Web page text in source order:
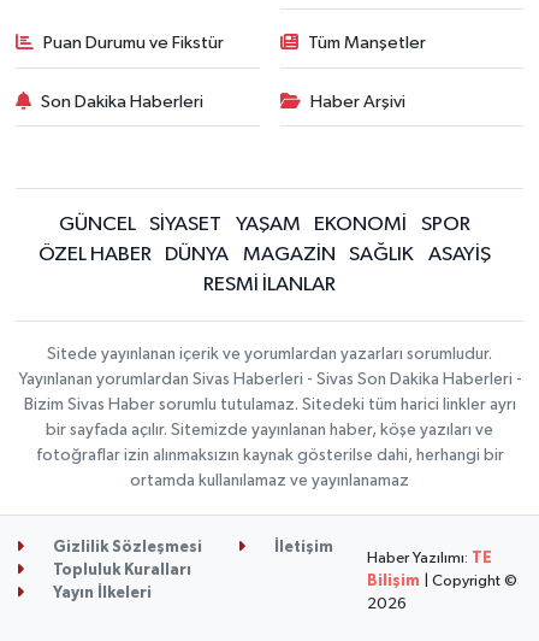
Puan Durumu ve Fikstür Tüm Manşetler
Son Dakika Haberleri Haber Arşivi
GÜNCEL SİYASET YAŞAM EKONOMİ
SPOR
ÖZEL HABER
DÜNYA MAGAZİN SAĞLIK
ASAYİŞ
RESMİ İLANLAR
Sitede yayınlanan içerik ve yorumlardan yazarları sorumludur.
Yayınlanan yorumlardan Sivas Haberleri - Sivas Son Dakika Haberleri -
Bizim Sivas Haber sorumlu tutulamaz. Sitedeki tüm harici linkler ayrı
bir sayfada açılır. Sitemizde yayınlanan haber, köşe yazıları ve
fotoğraflar izin alınmaksızın kaynak gösterilse dahi, herhangi bir
ortamda kullanılamaz ve yayınlanamaz
Gizlilik Sözleşmesi
İletişim
Topluluk Kuralları
Yayın İlkeleri
Haber Yazılımı: TE
Bilişim | Copyright ©
2026